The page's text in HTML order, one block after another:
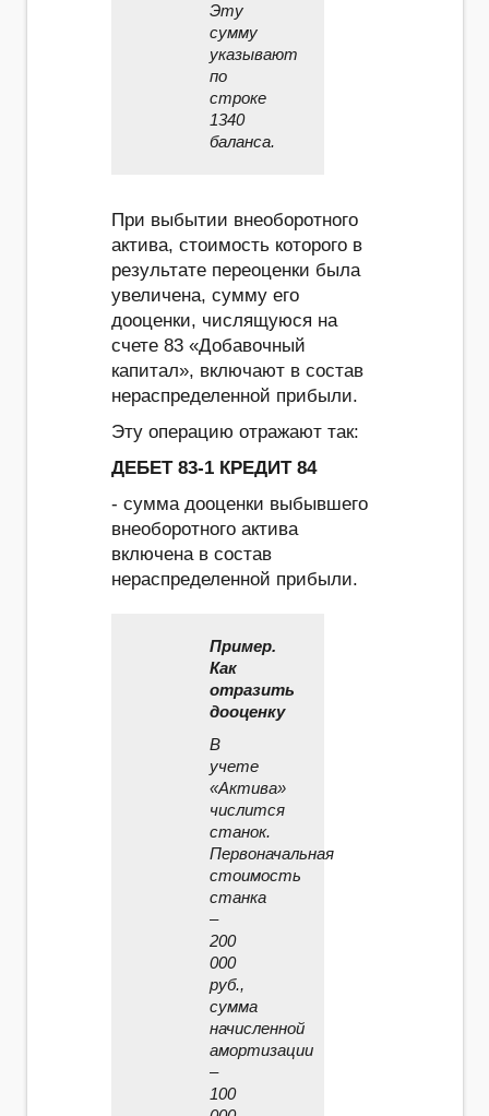
Эту
сумму
указывают
по
строке
1340
баланса.
При выбытии внеоборотного
актива, стоимость которого в
результате переоценки была
увеличена, сумму его
дооценки, числящуюся на
счете 83 «Добавочный
капитал», включают в состав
нераспределенной прибыли.
Эту операцию отражают так:
ДЕБЕТ 83-1 КРЕДИТ 84
- сумма дооценки выбывшего
внеоборотного актива
включена в состав
нераспределенной прибыли.
Пример.
Как
отразить
дооценку
В
учете
«Актива»
числится
станок.
Первоначальная
стоимость
станка
–
200
000
руб.,
сумма
начисленной
амортизации
–
100